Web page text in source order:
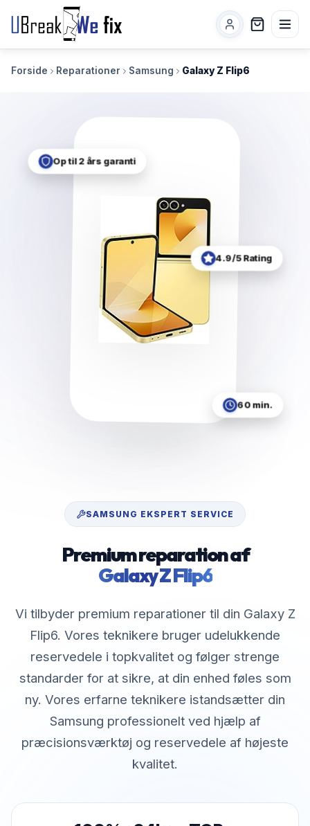
Forside Reparationer Samsung Galaxy Z Flip6
Op til 2 års garanti
60 min.
4.9/5 Rating
SAMSUNG EKSPERT SERVICE
Premium reparation af
Galaxy Z Flip6
Vi tilbyder premium reparationer til din Galaxy Z
Flip6. Vores teknikere bruger udelukkende
reservedele i topkvalitet og følger strenge
standarder for at sikre, at din enhed føles som
ny. Vores erfarne teknikere istandsætter din
Samsung professionelt ved hjælp af
præcisionsværktøj og reservedele af højeste
kvalitet.